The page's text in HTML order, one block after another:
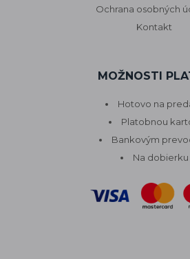
Ochrana osobných
Kontakt
MOŽNOSTI
Hotovo na
Platobnou
Bankovým
Na dobierku